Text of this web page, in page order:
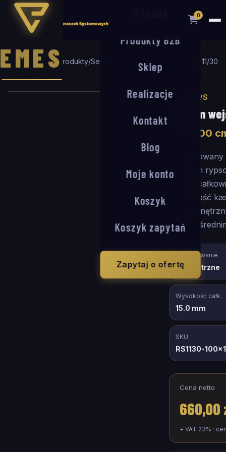
EMES
0
Produkty B2B
Sklep
Realizacje
Kontakt
Blog
Moje konto
Koszyk
Koszyk zapytań
Zapytaj o ofertę
Strona główna /Produkty/Seria R/S
System wejściowy R/S-11/30
SERIA R/S
System
100
wkładem
11 mm,
(głębokość
Do
niskim i
Zastosowanie
wewnętrzne
Wysokość całk.
15.0 mm
SKU
RS1130-
Cena netto
660,00
+ VAT 23% ·